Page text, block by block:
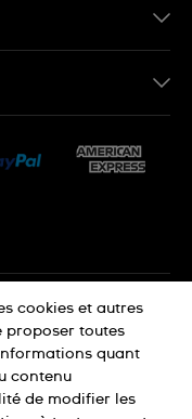
cookies
cookies et autres
proposer toutes
quant
contenu
de modifier les